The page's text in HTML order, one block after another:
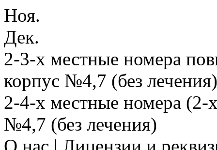
Ноя.
Дек.
2-3-х местные номера
корпус №4,7 (без лечения)
2-4-х местные номера
№4,7 (без лечения)
О нас | Лицензии и